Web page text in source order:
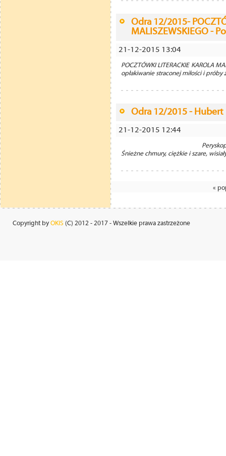
Odra 12/2015-
MALISZEWSKIEGO -
21-12-2015 13:04
POCZTÓWKI LITERACKIE KAROLA
opłakiwanie straconej miłości i
Odra 12/2015 -
21-12-2015 12:44
Peryskop Hubert
Śnieżne chmury, ciężkie i szare,
«
Copyright by OKIS (C) 2012 - 2017 - Wszelkie prawa zastrzeżone